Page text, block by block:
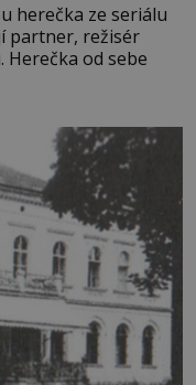
herečka ze seriálu
partner, režisér